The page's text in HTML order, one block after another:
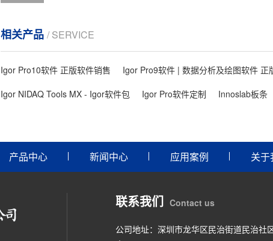
相关产品 / SERVICE
Igor Pro10软件 正版软件销售 Igor Pro9软件 | 数据分析及绘图软件 正
Igor NIDAQ Tools MX - Igor软件包
Igor Pro软件定制 Innoslab板条
产品中心 新闻中心 应用案例 关于
联系我们 Contact us
公司地址：深圳市龙华区民治街道民治社